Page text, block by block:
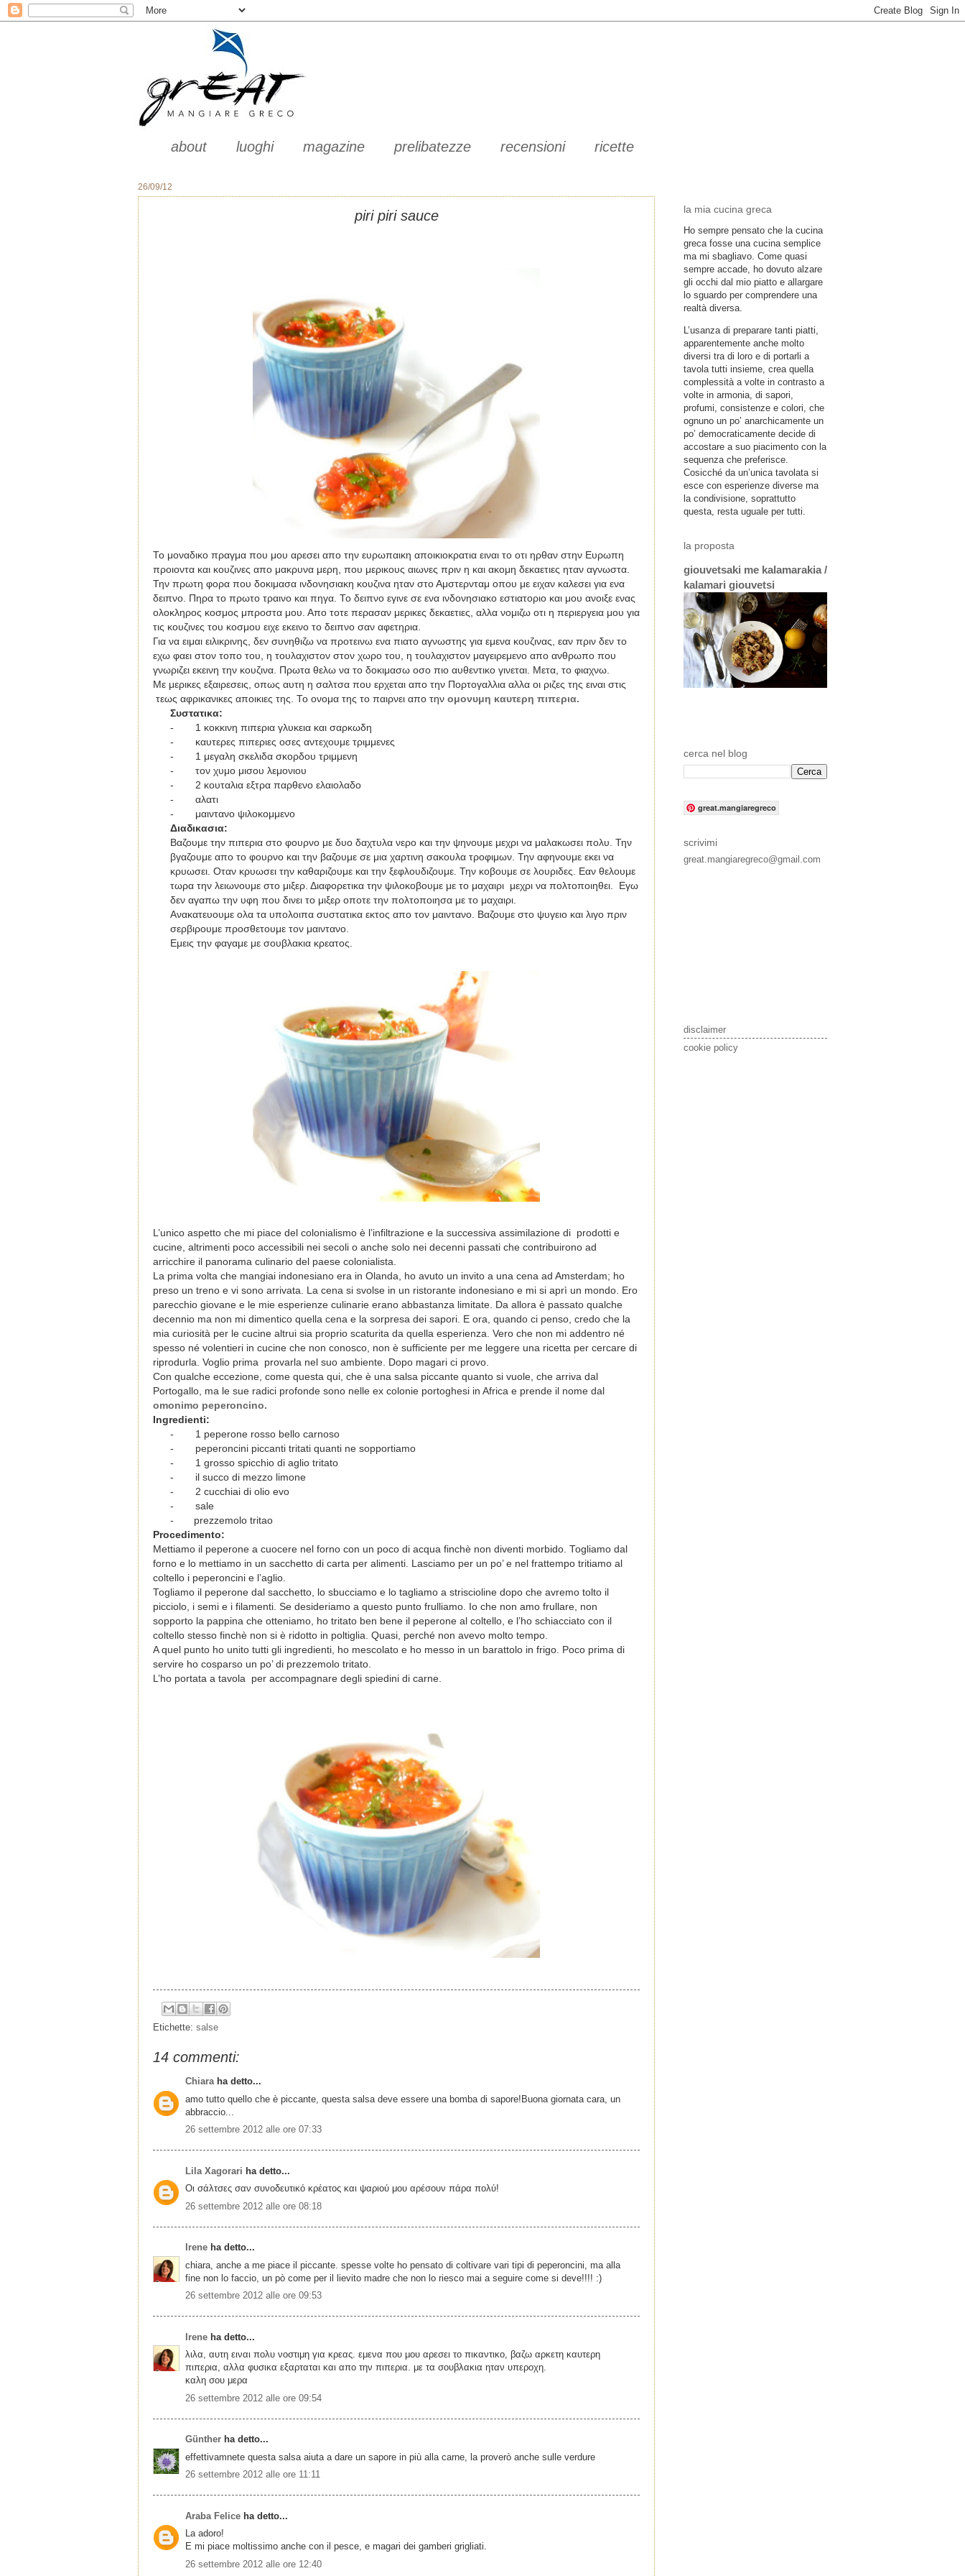
about luoghi magazine prelibatezze recensioni ricette
26/09/12
piri piri sauce
Το μοναδικο πραγμα που μου αρεσει απο την ευρωπαικη αποικιοκρατια ειναι το οτι ηρθαν στην Ευρωπη
προιοντα και κουζινες απο μακρυνα μερη, που μερικους αιωνες πριν η και ακομη δεκαετιες ηταν αγνωστα.
Την πρωτη φορα που δοκιμασα ινδονησιακη κουζινα ηταν στο Αμστερνταμ οπου με ειχαν καλεσει για ενα
δειπνο. Πηρα το πρωτο τραινο και πηγα. Το δειπνο εγινε σε ενα ινδονησιακο εστιατοριο και μου ανοιξε ενας
ολοκληρος κοσμος μπροστα μου. Απο τοτε περασαν μερικες δεκαετιες, αλλα νομιζω οτι η περιεργεια μου για
τις κουζινες του κοσμου ειχε εκεινο το δειπνο σαν αφετηρια.
Για να ειμαι ειλικρινης, δεν συνηθιζω να προτεινω ενα πιατο αγνωστης για εμενα κουζινας, εαν πριν δεν το
εχω φαει στον τοπο του, η τουλαχιστον στον χωρο του, η τουλαχιστον μαγειρεμενο απο ανθρωπο που
γνωριζει εκεινη την κουζινα. Πρωτα θελω να το δοκιμασω οσο πιο αυθεντικο γινεται. Μετα, το φιαχνω.
Με μερικες εξαιρεσεις, οπως αυτη η σαλτσα που ερχεται απο την Πορτογαλλια αλλα οι ριζες της ειναι στις
τεως αφρικανικες αποικιες της. Το ονομα της το παιρνει απο την ομoνυμη καυτερη πιπερια.
Συστατικα:
-
1 κοκκινη πιπερια γλυκεια και σαρκωδη
-
καυτερες πιπεριες οσες αντεχουμε τριμμενες
-
1 μεγαλη σκελιδα σκορδου τριμμενη
-
τον χυμο μισου λεμονιου
-
2 κουταλια εξτρα παρθενο ελαιολαδο
-
αλατι
-
μαιντανο ψιλοκομμενο
Διαδικασια:
Βαζουμε την πιπερια στο φουρνο με δυο δαχτυλα νερο και την ψηνουμε μεχρι να μαλακωσει πολυ. Την
βγαζουμε απο το φουρνο και την βαζουμε σε μια χαρτινη σακουλα τροφιμων. Την αφηνουμε εκει να
κρυωσει. Οταν κρυωσει την καθαριζουμε και την ξεφλουδιζουμε. Την κοβουμε σε λουριδες. Εαν θελουμε
τωρα την λειωνουμε στο μιξερ. Διαφορετικα την ψιλοκοβουμε με το μαχαιρι μεχρι να πολτοποιηθει. Εγω
δεν αγαπω την υφη που δινει το μιξερ οποτε την πολτοποιησα με το μαχαιρι.
Ανακατευουμε ολα τα υπολοιπα συστατικα εκτος απο τον μαιντανο. Βαζουμε στο ψυγειο και λιγο πριν
σερβιρουμε προσθετουμε τον μαιντανο.
Εμεις την φαγαμε με σουβλακια κρεατος.
L’unico aspetto che mi piace del colonialismo è l’infiltrazione e la successiva assimilazione di prodotti e
cucine, altrimenti poco accessibili nei secoli o anche solo nei decenni passati che contribuirono ad
arricchire il panorama culinario del paese colonialista.
La prima volta che mangiai indonesiano era in Olanda, ho avuto un invito a una cena ad Amsterdam; ho
preso un treno e vi sono arrivata. La cena si svolse in un ristorante indonesiano e mi si aprì un mondo. Ero
parecchio giovane e le mie esperienze culinarie erano abbastanza limitate. Da allora è passato qualche
decennio ma non mi dimentico quella cena e la sorpresa dei sapori. E ora, quando ci penso, credo che la
mia curiosità per le cucine altrui sia proprio scaturita da quella esperienza. Vero che non mi addentro né
spesso né volentieri in cucine che non conosco, non è sufficiente per me leggere una ricetta per cercare di
riprodurla. Voglio prima provarla nel suo ambiente. Dopo magari ci provo.
Con qualche eccezione, come questa qui, che è una salsa piccante quanto si vuole, che arriva dal
Portogallo, ma le sue radici profonde sono nelle ex colonie portoghesi in Africa e prende il nome dal
omonimo peperoncino.
Ingredienti:
-
1 peperone rosso bello carnoso
-
peperoncini piccanti tritati quanti ne sopportiamo
-
1 grosso spicchio di aglio tritato
-
il succo di mezzo limone
-
2 cucchiai di olio evo
-
sale
- prezzemolo tritao
Procedimento:
Mettiamo il peperone a cuocere nel forno con un poco di acqua finchè non diventi morbido. Togliamo dal
forno e lo mettiamo in un sacchetto di carta per alimenti. Lasciamo per un po’ e nel frattempo tritiamo al
coltello i peperoncini e l’aglio.
Togliamo il peperone dal sacchetto, lo sbucciamo e lo tagliamo a striscioline dopo che avremo tolto il
picciolo, i semi e i filamenti. Se desideriamo a questo punto frulliamo. Io che non amo frullare, non
sopporto la pappina che otteniamo, ho tritato ben bene il peperone al coltello, e l’ho schiacciato con il
coltello stesso finchè non si è ridotto in poltiglia. Quasi, perché non avevo molto tempo.
A quel punto ho unito tutti gli ingredienti, ho mescolato e ho messo in un barattolo in frigo. Poco prima di
servire ho cosparso un po’ di prezzemolo tritato.
L’ho portata a tavola per accompagnare degli spiedini di carne.
Etichette: salse
14 commenti:
Chiara ha detto...
amo tutto quello che è piccante, questa salsa deve essere una bomba di sapore!Buona giornata cara, un
abbraccio...
26 settembre 2012 alle ore 07:33
Lila Xagorari ha detto...
Οι σάλτσες σαν συνοδευτικό κρέατος και ψαριού μου αρέσουν πάρα πολύ!
26 settembre 2012 alle ore 08:18
Irene ha detto...
chiara, anche a me piace il piccante. spesse volte ho pensato di coltivare vari tipi di peperoncini, ma alla
fine non lo faccio, un pò come per il lievito madre che non lo riesco mai a seguire come si deve!!!! :)
26 settembre 2012 alle ore 09:53
Irene ha detto...
λιλα, αυτη ειναι πολυ νοστιμη για κρεας. εμενα που μου αρεσει το πικαντικο, βαζω αρκετη καυτερη
πιπερια, αλλα φυσικα εξαρταται και απο την πιπερια. με τα σουβλακια ηταν υπεροχη.
καλη σου μερα
26 settembre 2012 alle ore 09:54
Günther ha detto...
effettivamnete questa salsa aiuta a dare un sapore in più alla carne, la proverò anche sulle verdure
26 settembre 2012 alle ore 11:11
Araba Felice ha detto...
La adoro!
E mi piace moltissimo anche con il pesce, e magari dei gamberi grigliati.
26 settembre 2012 alle ore 12:40
la mia cucina greca
Ho sempre pensato che la cucina
greca fosse una cucina semplice
ma mi sbagliavo. Come quasi
sempre accade, ho dovuto alzare
gli occhi dal mio piatto e allargare
lo sguardo per comprendere una
realtà diversa.
L’usanza di preparare tanti piatti,
apparentemente anche molto
diversi tra di loro e di portarli a
tavola tutti insieme, crea quella
complessità a volte in contrasto a
volte in armonia, di sapori,
profumi, consistenze e colori, che
ognuno un po’ anarchicamente un
po’ democraticamente decide di
accostare a suo piacimento con la
sequenza che preferisce.
Cosicché da un’unica tavolata si
esce con esperienze diverse ma
la condivisione, soprattutto
questa, resta uguale per tutti.
la proposta
giouvetsaki me kalamarakia /
kalamari giouvetsi
cerca nel blog
great.mangiaregreco
scrivimi
great.mangiaregreco@gmail.com
disclaimer
cookie policy